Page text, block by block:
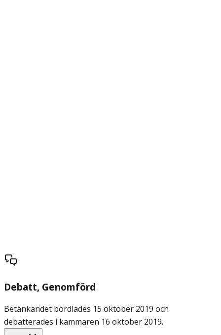
Debatt, Genomförd
Betänkandet bordlades 15 oktober 2019 och
debatterades i kammaren 16 oktober 2019.